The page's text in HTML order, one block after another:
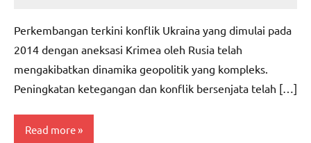
Perkembangan terkini konflik Ukraina yang dimulai pada
2014 dengan aneksasi Krimea oleh Rusia telah
mengakibatkan dinamika geopolitik yang kompleks.
Peningkatan ketegangan dan konflik bersenjata telah […]
Read more